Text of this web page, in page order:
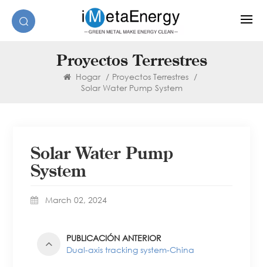
Proyectos Terrestres
Hogar / Proyectos Terrestres /
Solar Water Pump System
Solar Water Pump
System
March 02, 2024
PUBLICACIÓN ANTERIOR
Dual-axis tracking system-China